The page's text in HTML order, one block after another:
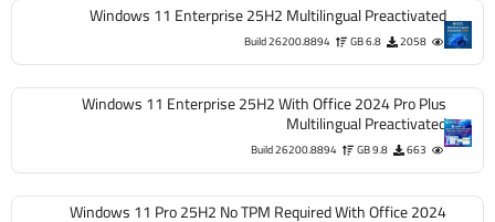
Windows 11 Enterprise 25H2 Multilingual Preactivated
2058
6.8 GB
Build 26200.8894
Windows 11 Enterprise 25H2 With Office 2024 Pro Plus
Multilingual Preactivated
663
9.8 GB
Build 26200.8894
Windows 11 Pro 25H2 No TPM Required With Office 2024